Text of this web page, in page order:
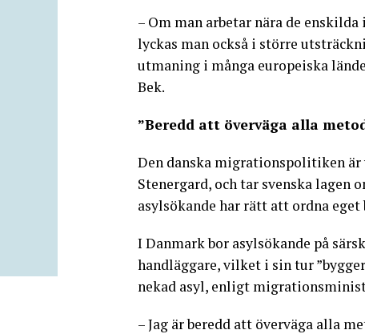
– Om man arbetar nära de
lyckas man också i större
utmaning i många europeiska
Bek.
”Beredd att överväga alla
Den danska migrationspolitiken
Stenergard, och tar svenska lagen
asylsökande har rätt att ordna eget
I Danmark bor asylsökande på
handläggare, vilket i sin tur
nekad asyl, enligt
– Jag är beredd att överväga alla